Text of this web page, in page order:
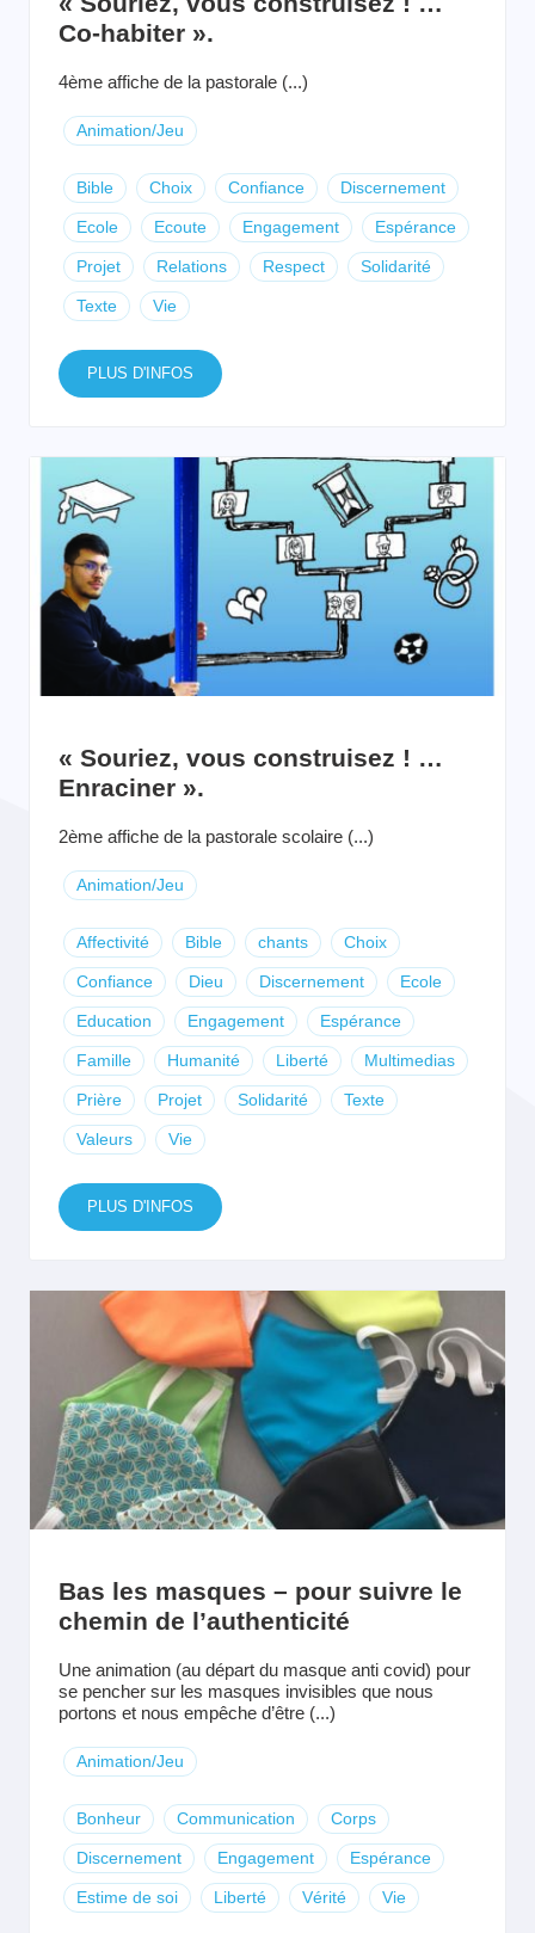
Co-habiter ».
4ème affiche de la pastorale (...)
Animation/Jeu
Bible Choix Confiance Discernement
Ecole Ecoute Engagement Espérance
Projet Relations Respect Solidarité
Texte Vie
PLUS D'INFOS
« Souriez, vous construisez ! …
Enraciner ».
2ème affiche de la pastorale scolaire (...)
Animation/Jeu
Affectivité Bible chants Choix
Confiance Dieu Discernement Ecole
Education Engagement Espérance
Famille Humanité Liberté Multimedias
Prière Projet Solidarité Texte
Valeurs Vie
PLUS D'INFOS
Bas les masques – pour suivre le
chemin de l’authenticité
Une animation (au départ du masque anti covid) pour
se pencher sur les masques invisibles que nous
portons et nous empêche d’être (...)
Animation/Jeu
Bonheur Communication Corps
Discernement Engagement Espérance
Estime de soi Liberté Vérité Vie